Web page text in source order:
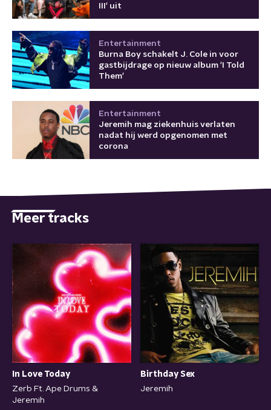
III' uit
Entertainment
Burna Boy schakelt J. Cole in voor
gastbijdrage op nieuw album 'I Told
Them'
Entertainment
Jeremih mag ziekenhuis verlaten
nadat hij werd opgenomen met
corona
Meer tracks
In Love Today
Zerb Ft. Ape Drums &
Jeremih
Birthday Sex
Jeremih